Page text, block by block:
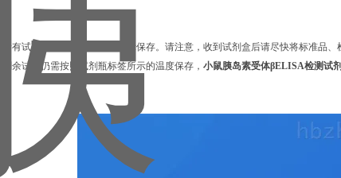
有试剂均按试剂瓶标签上所示保存。请注意，收到试剂盒后请尽快将标准品
余试剂仍需按照试剂瓶标签所示的温度保存， 小鼠胰岛素受体βELISA检测试